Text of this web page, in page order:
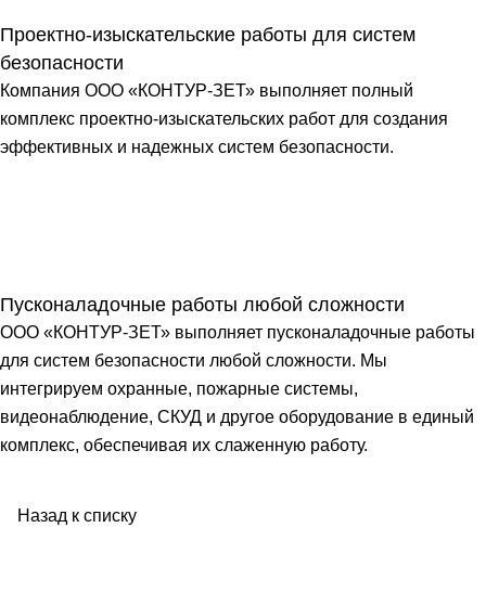
Проектно-изыскательские работы для систем
безопасности
Компания ООО «КОНТУР-ЗЕТ» выполняет полный
комплекс проектно-изыскательских работ для создания
эффективных и надежных систем безопасности.
Пусконаладочные работы любой сложности
ООО «КОНТУР-ЗЕТ» выполняет пусконаладочные работы
для систем безопасности любой сложности. Мы
интегрируем охранные, пожарные системы,
видеонаблюдение, СКУД и другое оборудование в единый
комплекс, обеспечивая их слаженную работу.
Назад к списку